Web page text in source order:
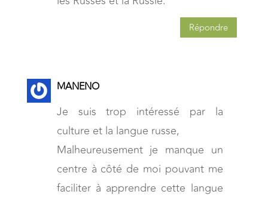
Répondre
MANENO
Je suis trop intéressé par la
culture et la langue russe,
Malheureusement je manque un
centre à côté de moi pouvant me
faciliter à apprendre cette langue